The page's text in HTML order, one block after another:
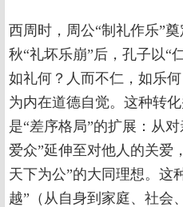
西周时，周公“制礼作乐”
秋“礼坏乐崩”后，孔子以“
如礼何？人而不仁，如乐
为内在道德自觉。这种转
是“差序格局”的扩展：从
爱众”延伸至对他人的关爱
天下为公”的大同理想。这
越”（从自身到家庭、社会